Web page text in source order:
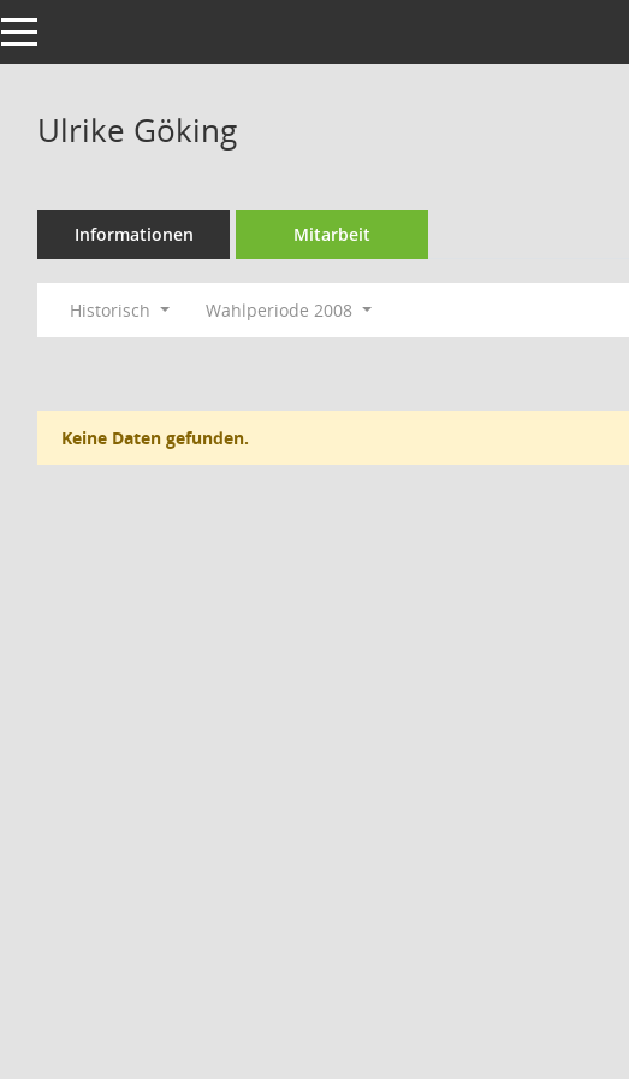
Toggle navigation
Ulrike Göking
Informationen Mitarbeit
Historisch Wahlperiode 2008
Keine Daten gefunden.